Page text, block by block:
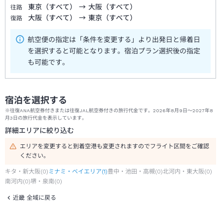
往路 東京（すべて） → 大阪（すべて）
復路 大阪（すべて） → 東京（すべて）
航空便の指定は「条件を変更する」より出発日と帰着日
を選択すると可能となります。宿泊プラン選択後の指定
も可能です。
宿泊を選択する
※往復ANA航空券付きまたは往復JAL航空券付きの旅行代金です。2026年8月9日～2027年8
月3日の旅行代金を表示しています。
詳細エリアに絞り込む
エリアを変更すると到着空港も変更されますのでフライト区間をご確認
ください。
キタ・新大阪(0) ミナミ・ベイエリア(1)豊中・池田・高槻(0)北河内・東大阪(0)
南河内(0)堺・泉南(0)
近畿 全域に戻る